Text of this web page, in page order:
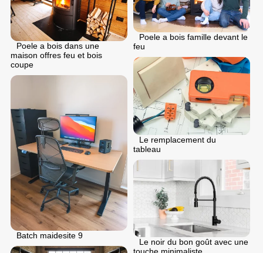
Poele a bois famille devant le
feu
Poele a bois dans une
maison offres feu et bois
coupe
Le remplacement du
tableau
Batch maidesite 9
Le noir du bon goût avec une